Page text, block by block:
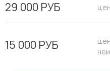
29 000 РУБ
15 000 РУБ